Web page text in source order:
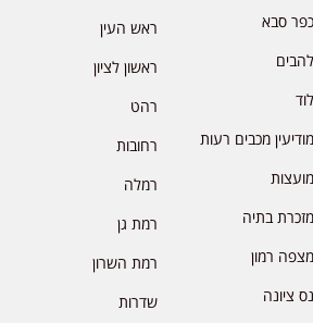
כפר סבא
להבים
לוד
מודיעין מכבים רעות
מועצות
מזכרת בתיה
מצפה רמון
נס ציונה
ראש העין
ראשון לציון
רהט
רחובות
רמלה
רמת גן
רמת השרון
שדרות